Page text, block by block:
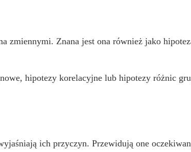
zmiennymi. Znana jest ona również jako
hipotezy korelacyjne lub hipotezy różnic
ich przyczyn. Przewidują one